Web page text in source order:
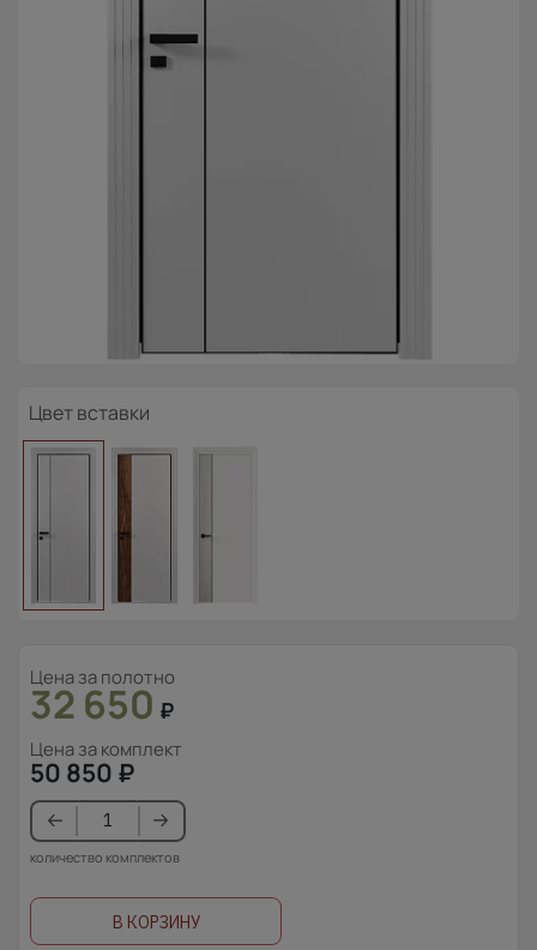
Цвет вставки
Цена за полотно
32 650 ₽
Цена за комплект
50 850 ₽
количество комплектов
В КОРЗИНУ